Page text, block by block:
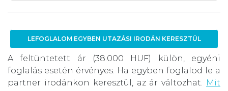
LEFOGLALOM EGYBEN UTAZÁSI IRODÁN KERESZTÜL
A feltüntetett ár (38.000 HUF) külön, egyéni
foglalás esetén érvényes. Ha egyben foglalod le a
partner irodánkon keresztül, az ár változhat.
Mit